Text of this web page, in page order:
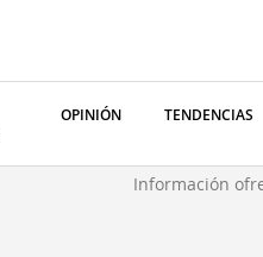
OPINIÓN TENDENCIAS
Información